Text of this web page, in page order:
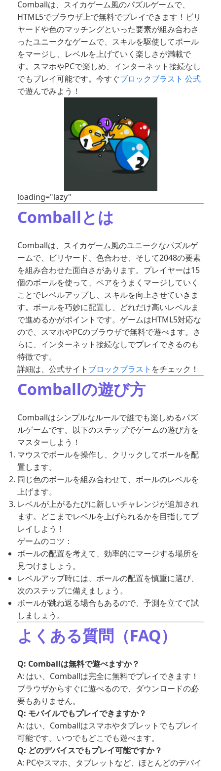
Comballは、スイカゲーム風のパズルゲームで、
HTML5でブラウザ上で無料でプレイできます！ビリ
ヤードや色のマッチングといった要素が組み合わさ
ったユニークなゲームで、スキルを駆使してボール
をマージし、レベルを上げていく楽しさが満載で
す。スマホやPCで楽しめ、インターネット接続なし
でもプレイ可能です。今すぐブロックブラスト 公式
で遊んでみよう！
loading="lazy"
Comballとは
Comballは、スイカゲーム風のユニークなパズルゲ
ームで、ビリヤード、色合わせ、そして2048の要素
を組み合わせた面白さがあります。プレイヤーは15
個のボールを使って、ペアをうまくマージしていく
ことでレベルアップし、スキルを向上させていきま
す。ボールを巧妙に配置し、どれだけ高いレベルま
で進めるかがポイントです。ゲームはHTML5対応な
ので、スマホやPCのブラウザで無料で遊べます。さ
らに、インターネット接続なしでプレイできるのも
特徴です。
詳細は、公式サイト ブロックブラスト をチェック！
Comballの遊び方
Comballはシンプルなルールで誰でも楽しめるパズ
ルゲームです。以下のステップでゲームの遊び方を
マスターしよう！
マウスでボールを操作し、クリックしてボールを配
置します。
同じ色のボールを組み合わせて、ボールのレベルを
上げます。
レベルが上がるたびに新しいチャレンジが追加され
ます。どこまでレベルを上げられるかを目指してプ
レイしよう！
ゲームのコツ：
ボールの配置を考えて、効率的にマージする場所を
見つけましょう。
レベルアップ時には、ボールの配置を慎重に選び、
次のステップに備えましょう。
ボールが跳ね返る場合もあるので、予測を立てて試
しましょう。
よくある質問（FAQ）
Q: Comballは無料で遊べますか？
A: はい、Comballは完全に無料でプレイできます！
ブラウザからすぐに遊べるので、ダウンロードの必
要もありません。
Q: モバイルでもプレイできますか？
A: はい、Comballはスマホやタブレットでもプレイ
可能です。いつでもどこでも遊べます。
Q: どのデバイスでもプレイ可能ですか？
A: PCやスマホ、タブレットなど、ほとんどのデバイ